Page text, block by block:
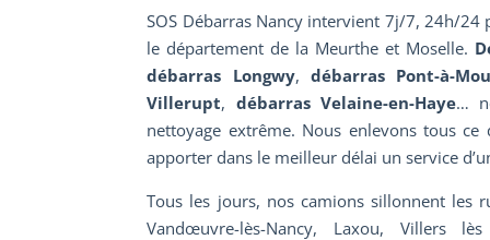
SOS Débarras Nancy intervient 7j/7, 24h/
le département de la Meurthe et Moselle.
débarras Longwy, débarras Pont-à-
Villerupt, débarras Velaine-en-Haye…
nettoyage extrême. Nous enlevons tous
apporter dans le meilleur délai un service
Tous les jours, nos camions sillonnent les
Vandœuvre-lès-Nancy, Laxou, Villers lès